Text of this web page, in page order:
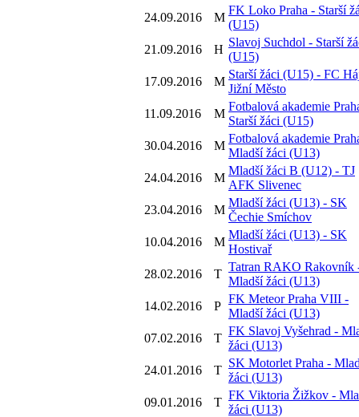
24.09.2016
M
FK Loko Praha - Starší
(U15)
21.09.2016
H
Slavoj Suchdol - Starší
(U15)
17.09.2016
M
Starší žáci (U15) - FC
Jižní Město
11.09.2016
M
Fotbalová akademie
Starší žáci (U15)
30.04.2016
M
Fotbalová akademie
Mladší žáci (U13)
24.04.2016
M
Mladší žáci B (U12) - TJ
AFK Slivenec
23.04.2016
M
Mladší žáci (U13) - SK
Čechie Smíchov
10.04.2016
M
Mladší žáci (U13) - SK
Hostivař
28.02.2016
T
Tatran RAKO Rakovník
Mladší žáci (U13)
14.02.2016
P
FK Meteor Praha VIII -
Mladší žáci (U13)
07.02.2016
T
FK Slavoj Vyšehrad -
žáci (U13)
24.01.2016
T
SK Motorlet Praha -
žáci (U13)
09.01.2016
T
FK Viktoria Žižkov -
žáci (U13)